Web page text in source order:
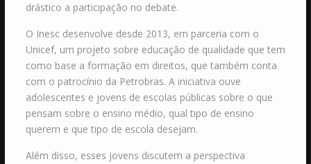
drástico a participação no debate.
O Inesc desenvolve desde 2013, em parceria com o
Unicef, um projeto sobre educação de qualidade que tem
como base a formação em direitos, que também conta
com o patrocínio da Petrobras. A iniciativa ouve
adolescentes e jovens de escolas públicas sobre o que
pensam sobre o ensino médio, qual tipo de ensino
querem e que tipo de escola desejam.
Além disso, esses jovens discutem a perspectiva